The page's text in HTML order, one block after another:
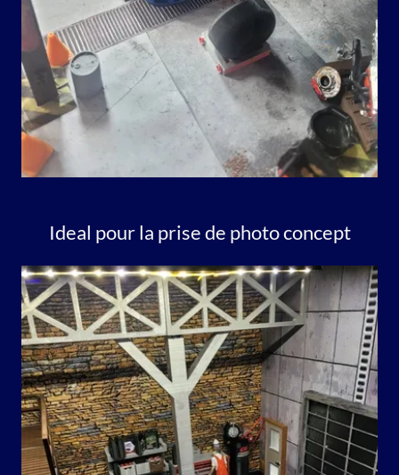
Ideal pour la prise de photo concept